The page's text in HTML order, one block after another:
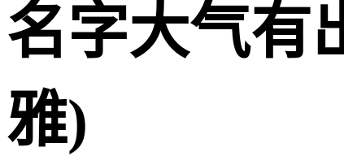
名字大气有
雅)